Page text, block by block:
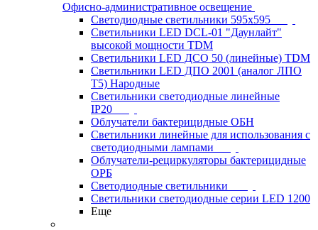
Офисно-административное освещение
Светодиодные светильники 595x595
Светильники LED DCL-01 "Даунлайт"
высокой мощности TDM
Светильники LED ДСО 50 (линейные) TDM
Светильники LED ДПО 2001 (аналог ЛПО
Т5) Народные
Светильники светодиодные линейные
IP20
Облучатели бактерицидные ОБН
Светильники линейные для использования с
светодиодными лампами
Облучатели-рециркуляторы бактерицидные
ОРБ
Светодиодные светильники
Светильники светодиодные серии LED 1200
Еще